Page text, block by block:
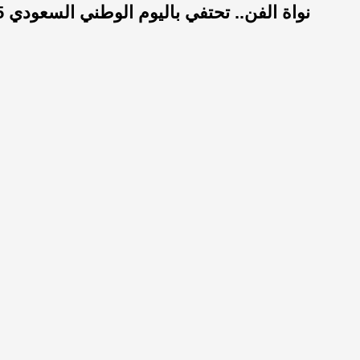
نواة الفن.. تحتفي باليوم الوطني السعودي 95